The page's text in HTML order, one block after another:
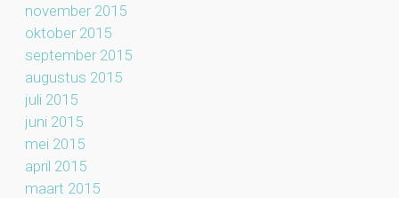
november 2015
oktober 2015
september 2015
augustus 2015
juli 2015
juni 2015
mei 2015
april 2015
maart 2015